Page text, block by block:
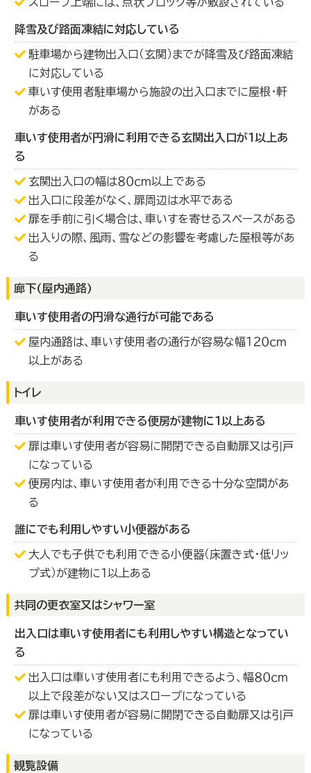
降雪及び路面凍結に対応している
駐車場から建物出入口（玄関）までが降雪及び路面凍結
に対応している
車いす使用者駐車場から施設の出入口までに屋根・軒
がある
車いす使用者が円滑に利用できる玄関出入口が１以上あ
る
玄関出入口の幅は８０ｃｍ以上である
出入口に段差がなく、扉周辺は水平である
扉を手前に引く場合は、車いすを寄せるスペースがある
出入りの際、風雨、雪などの影響を考慮した屋根等があ
る
廊下(屋内通路)
車いす使用者の円滑な通行が可能である
屋内通路は、車いす使用者の通行が容易な幅１２０ｃｍ
以上がある
トイレ
車いす使用者が利用できる便房が建物に１以上ある
扉は車いす使用者が容易に開閉できる自動扉又は引戸
になっている
便房内は、車いす使用者が利用できる十分な空間があ
る
誰にでも利用しやすい小便器がある
大人でも子供でも利用できる小便器（床置き式・低リッ
プ式）が建物に１以上ある
共同の更衣室又はシャワー室
出入口は車いす使用者にも利用しやすい構造となってい
る
出入口は車いす使用者にも利用できるよう、幅８０ｃｍ
以上で段差がない又はスロープになっている
扉は車いす使用者が容易に開閉できる自動扉又は引戸
になっている
観覧設備